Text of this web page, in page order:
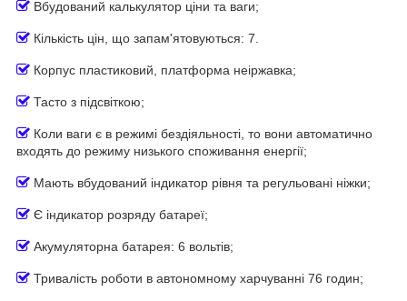
Вбудований калькулятор ціни та ваги;
Кількість цін, що запам'ятовуються: 7.
Корпус пластиковий, платформа неіржавка;
Тасто з підсвіткою;
Коли ваги є в режимі бездіяльності, то вони автоматично
входять до режиму низького споживання енергії;
Мають вбудований індикатор рівня та регульовані ніжки;
Є індикатор розряду батареї;
Акумуляторна батарея: 6 вольтів;
Тривалість роботи в автономному харчуванні 76 годин;